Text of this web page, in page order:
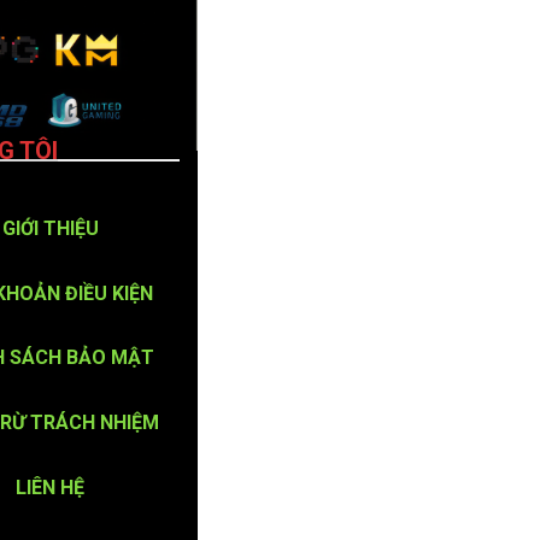
TÔI
GIỚI THIỆU
ĐIỀU KIỆN
SÁCH BẢO MẬT
TRÁCH NHIỆM
LIÊN HỆ